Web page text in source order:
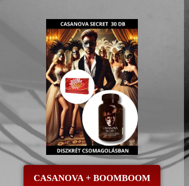
CASANOVA + BOOMBOOM